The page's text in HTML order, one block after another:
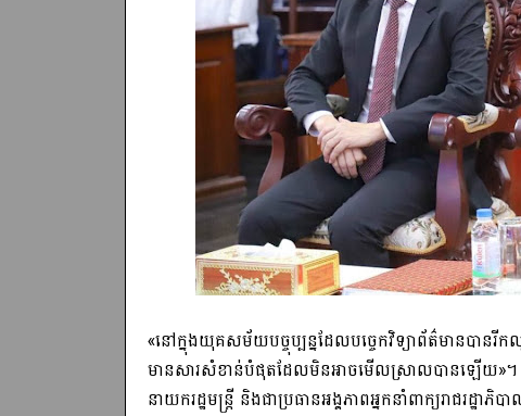
«នៅក្នុងយុគសម័យបច្ចុប្បន្នដែលបច្ចេកវិទ្យាព័ត៌មានបានរី
មានសារសំខាន់បំផុតដែលមិនអាចមើលស្រាលបានឡើយ»។
នាយករដ្ឋមន្ត្រី និងជាប្រធានអង្គភាពអ្នកនាំពាក្យរាជរដ្ឋាភិប